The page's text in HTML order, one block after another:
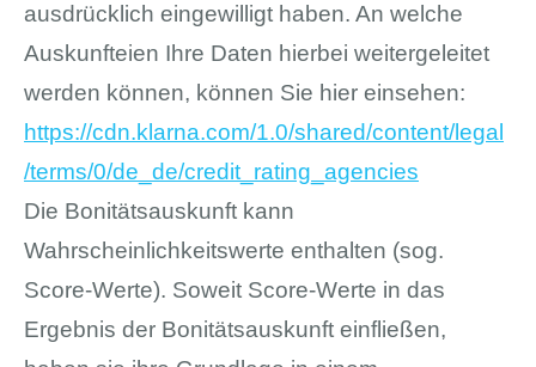
ausdrücklich eingewilligt haben. An welche
Auskunfteien Ihre Daten hierbei weitergeleitet
werden können, können Sie hier einsehen:
https://cdn.klarna.com/1.0/shared/content/legal
/terms/0/de_de/credit_rating_agencies
Die Bonitätsauskunft kann
Wahrscheinlichkeitswerte enthalten (sog.
Score-Werte). Soweit Score-Werte in das
Ergebnis der Bonitätsauskunft einfließen,